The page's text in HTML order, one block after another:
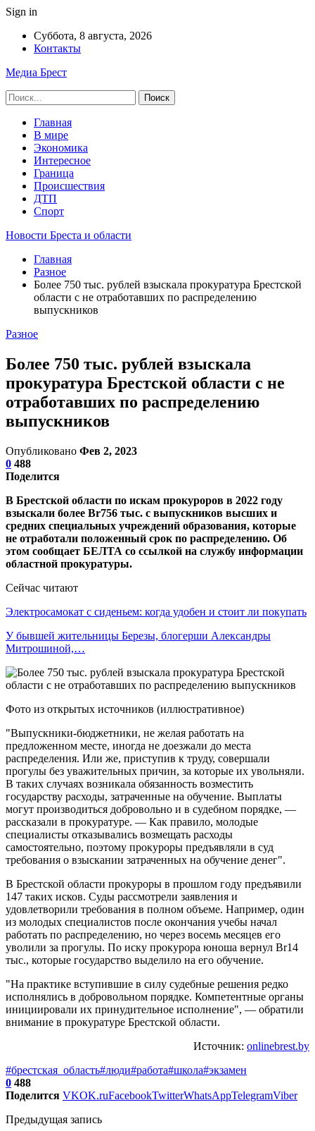
Sign in
Суббота, 8 августа, 2026
Контакты
Медиа Брест
Главная
В мире
Экономика
Интересное
Граница
Происшествия
ДТП
Спорт
Новости Бреста и области
Главная
Разное
Более 750 тыс. рублей взыскала прокуратура Брестской
области с не отработавших по распределению
выпускников
Разное
Более 750 тыс. рублей взыскала
прокуратура Брестской области с не
отработавших по распределению
выпускников
Опубликовано Фев 2, 2023
0 488
Поделится
В Брестской области по искам прокуроров в 2022 году
взыскали более Br756 тыс. с выпускников высших и
средних специальных учреждений образования, которые
не отработали положенный срок по распределению. Об
этом сообщает БЕЛТА со ссылкой на службу информации
областной прокуратуры.
Сейчас читают
Электросамокат с сиденьем: когда удобен и стоит ли покупать
У бывшей жительницы Березы, блогерши Александры
Митрошиной,…
Фото из открытых источников (иллюстративное)
"Выпускники-бюджетники, не желая работать на
предложенном месте, иногда не доезжали до места
распределения. Или же, приступив к труду, совершали
прогулы без уважительных причин, за которые их увольняли.
В таких случаях возникала обязанность возместить
государству расходы, затраченные на обучение. Выплаты
могут производиться добровольно и в судебном порядке, —
рассказали в прокуратуре. — Как правило, молодые
специалисты отказывались возмещать расходы
самостоятельно, поэтому прокуроры предъявляли в суд
требования о взыскании затраченных на обучение денег".
В Брестской области прокуроры в прошлом году предъявили
147 таких исков. Суды рассмотрели заявления и
удовлетворили требования в полном объеме. Например, один
из молодых специалистов после окончания учебы начал
работать по распределению, но через восемь месяцев его
уволили за прогулы. По иску прокурора юноша вернул Br14
тыс., которые государство выделило на его обучение.
"На практике вступившие в силу судебные решения редко
исполнялись в добровольном порядке. Компетентные органы
инициировали их принудительное исполнение", — обратили
внимание в прокуратуре Брестской области.
Источник: onlinebrest.by
#брестская_область#люди#работа#школа#экзамен
0 488
Поделится VKOK.ruFacebookTwitterWhatsAppTelegramViber
Предыдущая запись